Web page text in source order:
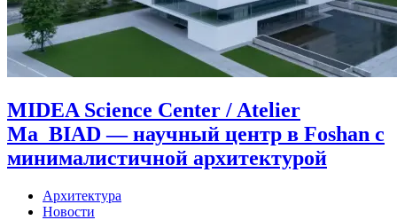
MIDEA Science Center / Atelier
Ma_BIAD — научный центр в Foshan с
минималистичной архитектурой
Архитектура
Новости